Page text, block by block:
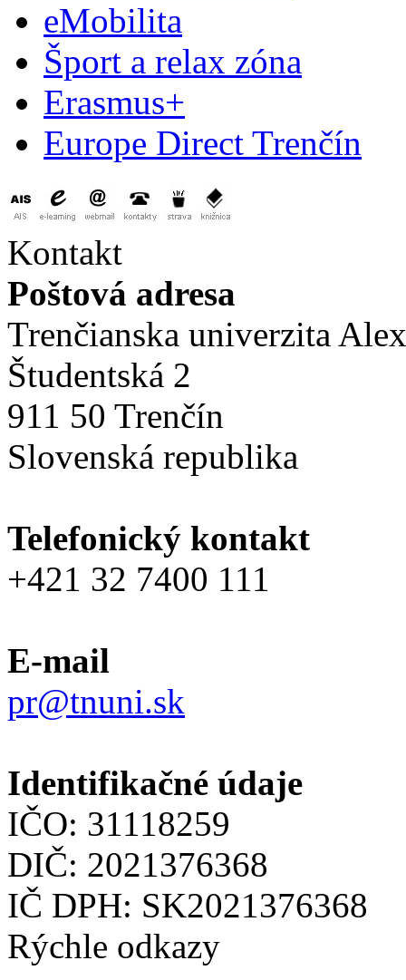
eMobilita
Šport a relax zóna
Erasmus+
Europe Direct Trenčín
Kontakt
Poštová adresa
Trenčianska univerzita
Študentská 2
911 50 Trenčín
Slovenská republika
Telefonický kontakt
+421 32 7400 111
E-mail
pr@tnuni.sk
Identifikačné údaje
IČO: 31118259
DIČ: 2021376368
IČ DPH: SK2021376368
Rýchle odkazy